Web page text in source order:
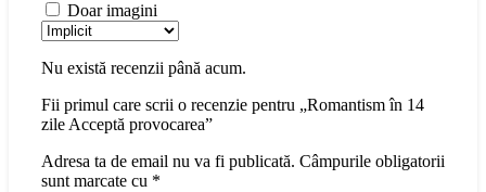
Doar imagini
Nu există recenzii până acum.
Fii primul care scrii o recenzie pentru „Romantism în 14
zile Acceptă provocarea”
Adresa ta de email nu va fi publicată. Câmpurile obligatorii
sunt marcate cu *